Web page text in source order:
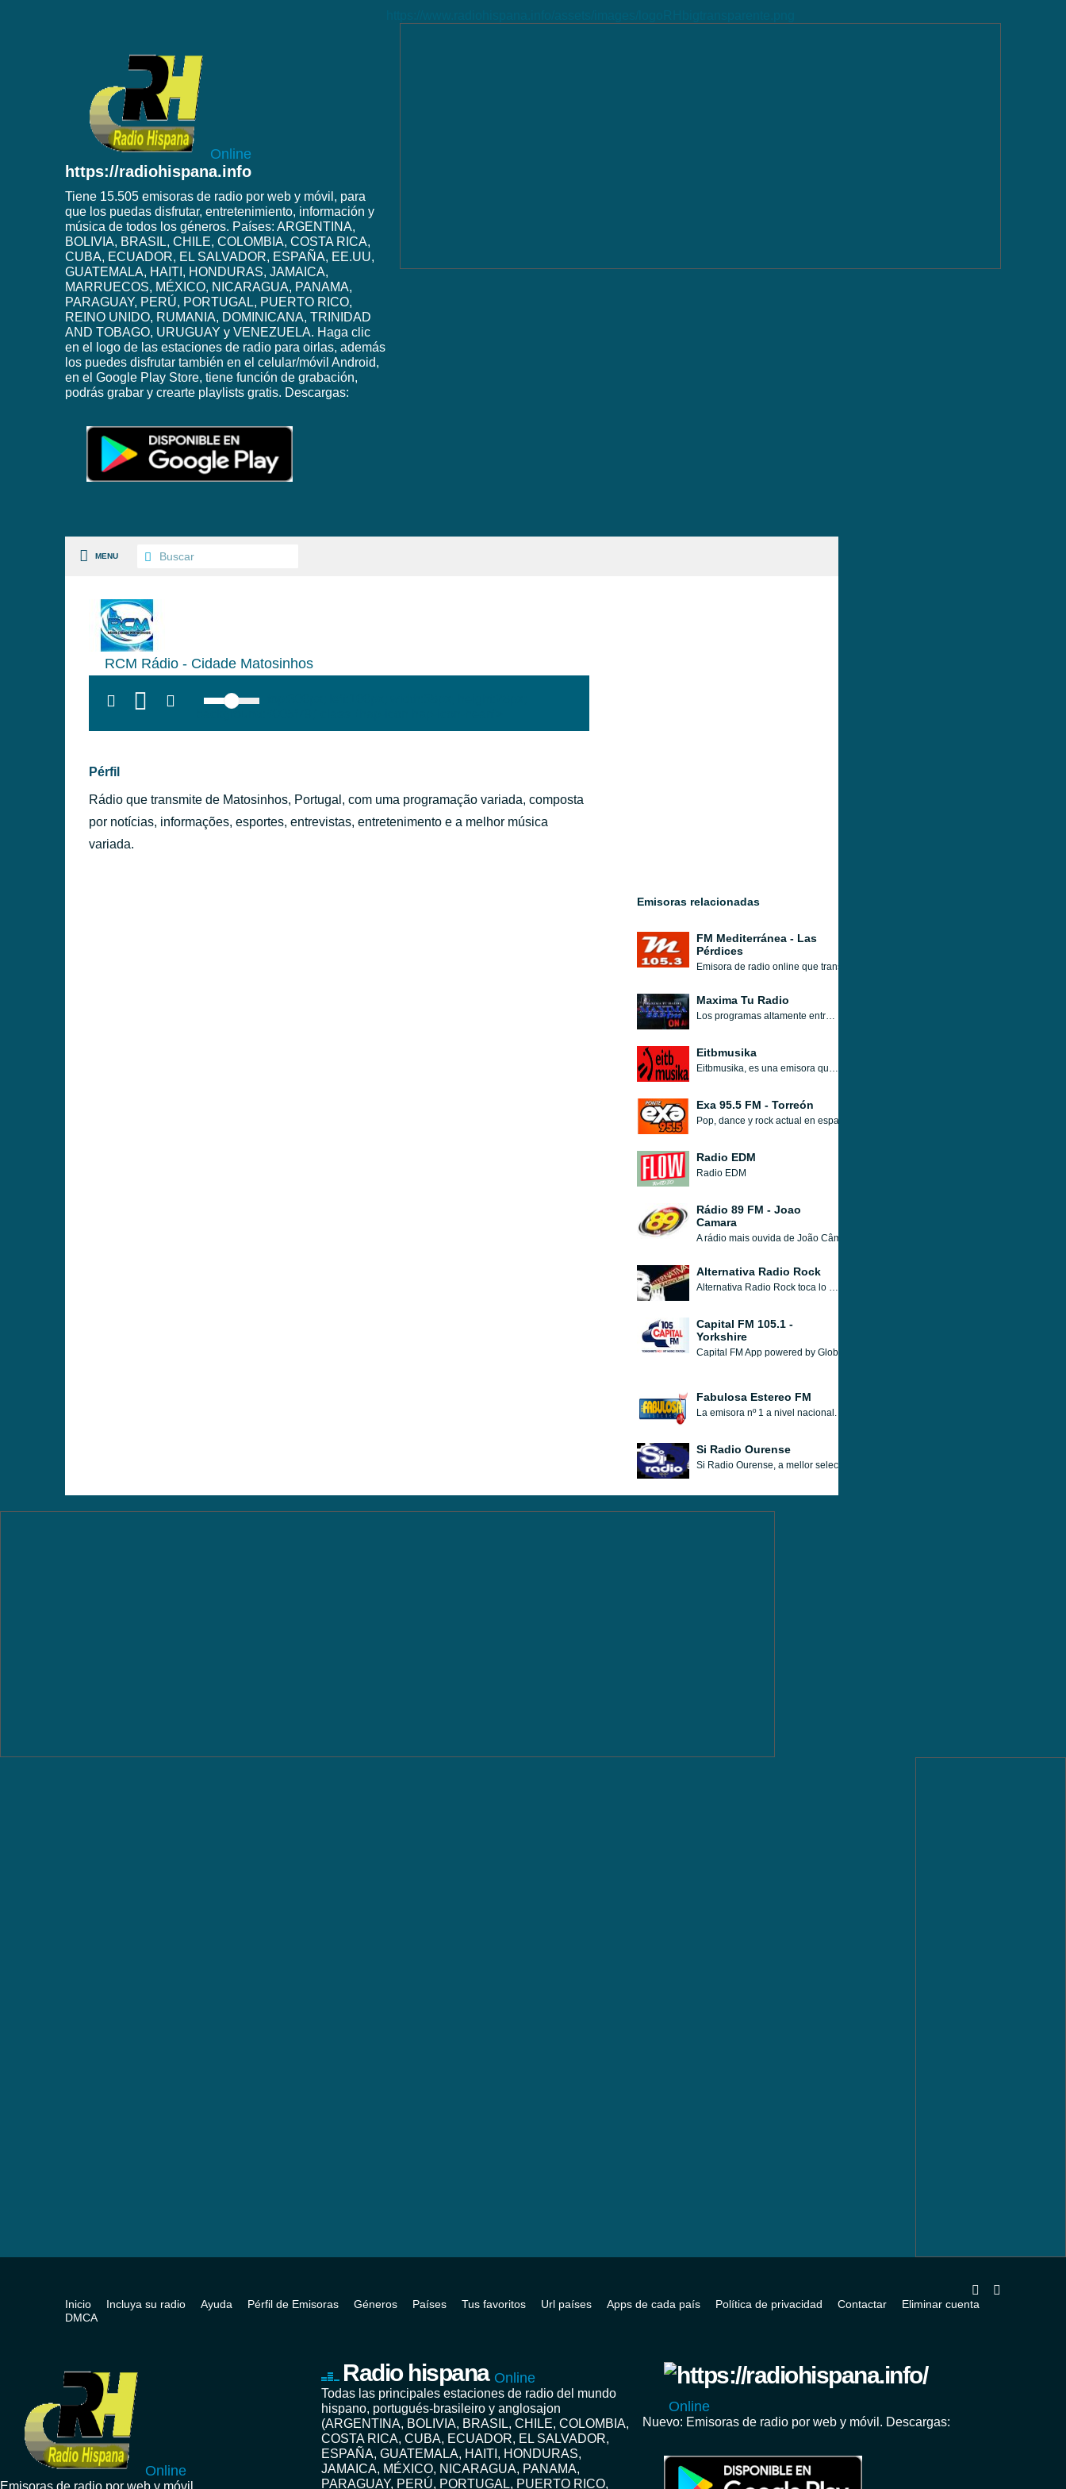
Online
https://radiohispana.info
Tiene 15.505 emisoras de radio por web y móvil, para
que los puedas disfrutar, entretenimiento, información y
música de todos los géneros. Países: ARGENTINA,
BOLIVIA, BRASIL, CHILE, COLOMBIA, COSTA RICA,
CUBA, ECUADOR, EL SALVADOR, ESPAÑA, EE.UU,
GUATEMALA, HAITI, HONDURAS, JAMAICA,
MARRUECOS, MÉXICO, NICARAGUA, PANAMA,
PARAGUAY, PERÚ, PORTUGAL, PUERTO RICO,
REINO UNIDO, RUMANIA, DOMINICANA, TRINIDAD
AND TOBAGO, URUGUAY y VENEZUELA. Haga clic
en el logo de las estaciones de radio para oirlas, además
los puedes disfrutar también en el celular/móvil Android,
en el Google Play Store, tiene función de grabación,
podrás grabar y crearte playlists gratis. Descargas:
MENU
RCM Rádio - Cidade Matosinhos
Pérfil
Rádio que transmite de Matosinhos, Portugal, com uma programação variada, composta
por notícias, informações, esportes, entrevistas, entretenimento e a melhor música
variada.
Emisoras relacionadas
FM Mediterránea - Las
Pérdices
Emisora de radio online que transmite desde Las Pérdices, Argentina, con una
Maxima Tu Radio
Los programas altamente entretenidos y atractivos hacen de Maxima Tu Radio la radio en línea definitiva para que sus oyentes disfruten de varios tipos de música. La música que toca Maxima Tu Radio es de muy buen gusto y siempre entretenida para que todos y cada uno de los oyentes puedan disfrutar de sus programas musicales en plena emoción.
Eitbmusika
Eitbmusika, es una emisora que transmite información de interés general, buena calidad de contenidos de entretenimiento, notas de los deportes y mucha música variada, por frecuencia modulada y en línea las 24 horas.
Exa 95.5 FM - Torreón
Pop, dance y rock actual en español e inglés, estamos dirigidos a los jóvenes del
Radio EDM
Radio EDM
Rádio 89 FM - Joao
Camara
A rádio mais ouvida de João Câmara e Região.
Alternativa Radio Rock
Alternativa Radio Rock toca lo mejor en Rock And Roll, Punk, Grunge, Metal, Death Thrash, Nü Metal, Reggae, Ska, Retro 80s y 90s.
Capital FM 105.1 -
Yorkshire
Capital FM App powered by Global Player we've made it easier than ever to listen to
Fabulosa Estereo FM
La emisora nº 1 a nivel nacional. Música variada. Fabulosa es 100% inevitable.
Si Radio Ourense
Si Radio Ourense, a mellor selección musical, coas últimas novidades e as
Inicio Incluya su radio Ayuda Pérfil de Emisoras Géneros Países Tus favoritos Url países Apps de cada país Política de privacidad Contactar
Eliminar cuenta
DMCA
Online
Emisoras de radio por web y móvil.
Radio hispana Online
Todas las principales estaciones de radio del mundo
hispano, portugués-brasileiro y anglosajon
(ARGENTINA, BOLIVIA, BRASIL, CHILE, COLOMBIA,
COSTA RICA, CUBA, ECUADOR, EL SALVADOR,
ESPAÑA, GUATEMALA, HAITI, HONDURAS,
JAMAICA, MÉXICO, NICARAGUA, PANAMA,
PARAGUAY, PERÚ, PORTUGAL, PUERTO RICO,
Online
Nuevo: Emisoras de radio por web y móvil. Descargas: